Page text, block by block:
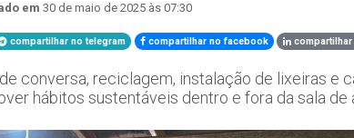
em30 de maio de 2025 às 07:30
compartilhar no telegram compartilhar no facebook compartilhar
conversa, reciclagem, instalação de lixeiras e
hábitos sustentáveis dentro e fora da sala de